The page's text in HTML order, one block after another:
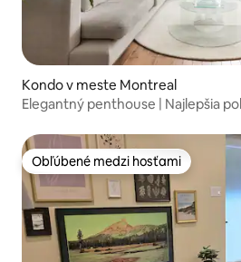
Kondo v meste Montreal
Elegantný penthouse | Najlepšia
Obľúbené medzi hosťami
Obľúbené medzi hosťami